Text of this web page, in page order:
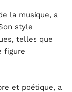
la musique, a
style
telles que
figure
et poétique, a